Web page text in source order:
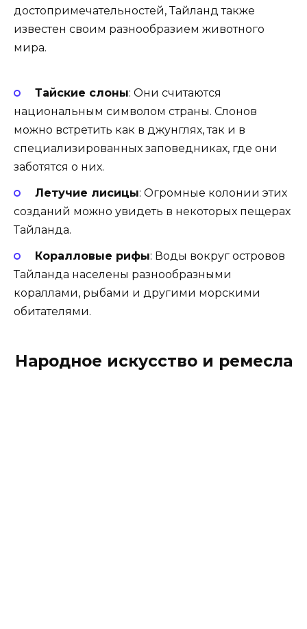
достопримечательностей, Тайланд также
известен своим разнообразием животного
мира.
Тайские слоны: Они считаются
национальным символом страны. Слонов
можно встретить как в джунглях, так и в
специализированных заповедниках, где они
заботятся о них.
Летучие лисицы: Огромные колонии этих
созданий можно увидеть в некоторых пещерах
Тайланда.
Коралловые рифы: Воды вокруг островов
Тайланда населены разнообразными
кораллами, рыбами и другими морскими
обитателями.
Народное искусство и ремесла